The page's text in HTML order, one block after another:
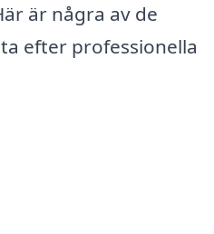
är några av de
efter professionella